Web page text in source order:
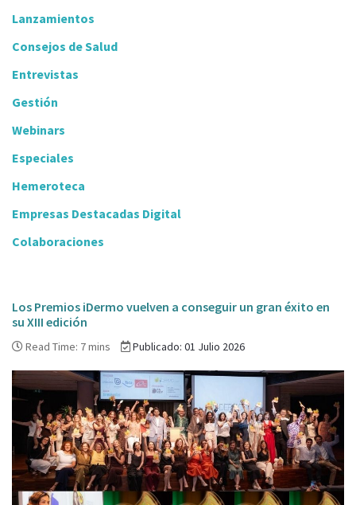
Lanzamientos
Consejos de Salud
Entrevistas
Gestión
Webinars
Especiales
Hemeroteca
Empresas Destacadas Digital
Colaboraciones
Los Premios iDermo vuelven a conseguir un gran éxito en
su XIII edición
Read Time: 7 mins Publicado: 01 Julio 2026